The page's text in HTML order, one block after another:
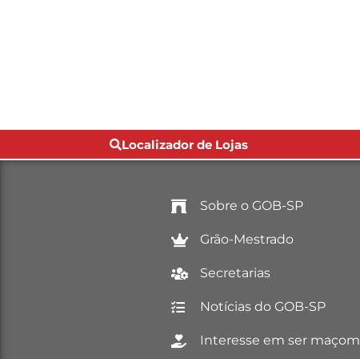
Localizador de Lojas
Sobre o GOB-SP
Grão-Mestrado
Secretarias
Notícias do GOB-SP
Interesse em ser maçom